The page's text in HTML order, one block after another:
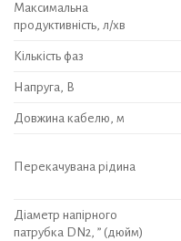
Максимальна
продуктивність, л/хв
Кількість фаз
Напруга, В
Довжина кабелю, м
Перекачувана рідина
Діаметр напірного
патрубка DN2, ” (дюйм)